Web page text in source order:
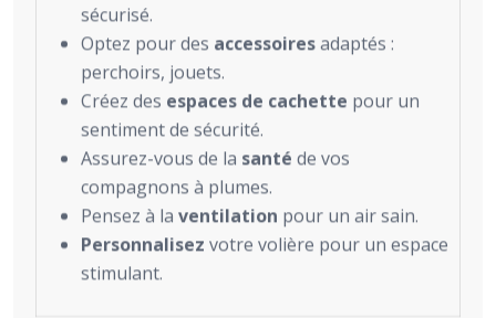
sécurisé.
Optez pour des accessoiresadaptés :
perchoirs, jouets.
Créez des espaces de cachette pour un
sentiment de sécurité.
Assurez-vous de la santé de vos
compagnons à plumes.
Pensez à la ventilation pour un air sain.
Personnalisez votre volière pour un espace
stimulant.